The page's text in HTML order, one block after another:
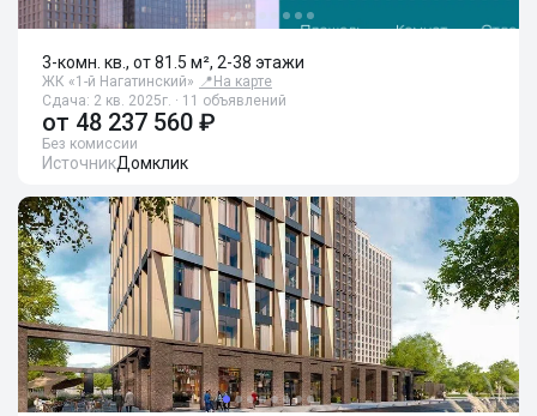
3-комн. кв., от 81.5 м², 2-38 этажи
ЖК «1-й Нагатинский» 📍 На карте
Сдача: 2 кв. 2025г. · 11 объявлений
от 48 237 560 ₽
Без комиссии
ИсточникДомклик